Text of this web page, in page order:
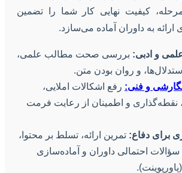
کیفیت نهایی کار شما را تضمین
ارائه به داوران آماده می‌سازد.
و ادبی: بررسی صحت مطالب علمی،
و روان بودن متن.
و فنی: رفع اشکالات املایی،
نقطه‌گذاری و اطمینان از رعایت فرمت
برای دفاع: تمرین ارائه، تسلط بر محتوا،
احتمالی داوران و آماده‌سازی
(پاورپوینت).